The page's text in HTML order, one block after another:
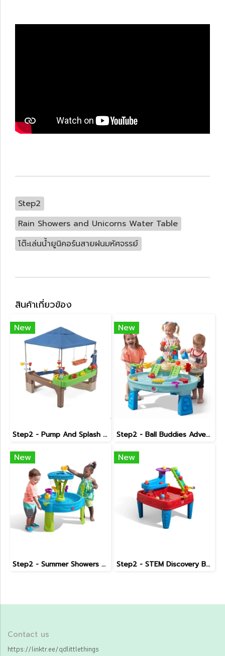
Step2
Rain Showers and Unicorns Water Table
โต๊ะเล่นน้ำยูนิคอร์นสายฝนมหัศจรรย์
สินค้าเกี่ยวข้อง
New
Step2 - Pump And Splash Shady Oasis
New
Step2 - Ball Buddies Adventure Center
New
Step2 - Summer Showers Splash Tower Water Table
New
Step2 - STEM Discovery Ball Table
Contact us
https://linktr.ee/qdlittlethings